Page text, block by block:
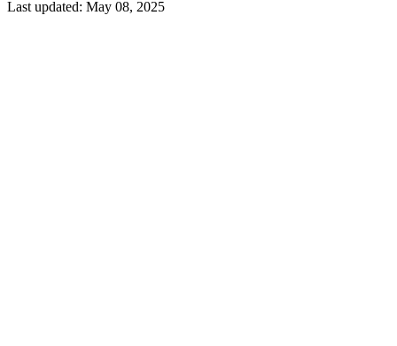
Last updated: May 08, 2025